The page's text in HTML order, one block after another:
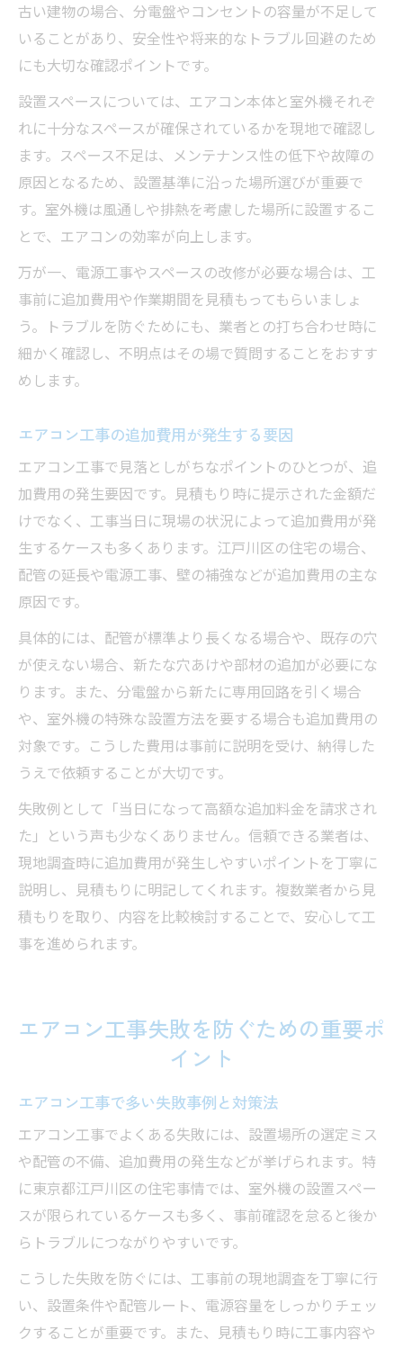
古い建物の場合、分電盤やコンセントの容量が不足して
いることがあり、安全性や将来的なトラブル回避のため
にも大切な確認ポイントです。
設置スペースについては、エアコン本体と室外機それぞ
れに十分なスペースが確保されているかを現地で確認し
ます。スペース不足は、メンテナンス性の低下や故障の
原因となるため、設置基準に沿った場所選びが重要で
す。室外機は風通しや排熱を考慮した場所に設置するこ
とで、エアコンの効率が向上します。
万が一、電源工事やスペースの改修が必要な場合は、工
事前に追加費用や作業期間を見積もってもらいましょ
う。トラブルを防ぐためにも、業者との打ち合わせ時に
細かく確認し、不明点はその場で質問することをおすす
めします。
エアコン工事の追加費用が発生する要因
エアコン工事で見落としがちなポイントのひとつが、追
加費用の発生要因です。見積もり時に提示された金額だ
けでなく、工事当日に現場の状況によって追加費用が発
生するケースも多くあります。江戸川区の住宅の場合、
配管の延長や電源工事、壁の補強などが追加費用の主な
原因です。
具体的には、配管が標準より長くなる場合や、既存の穴
が使えない場合、新たな穴あけや部材の追加が必要にな
ります。また、分電盤から新たに専用回路を引く場合
や、室外機の特殊な設置方法を要する場合も追加費用の
対象です。こうした費用は事前に説明を受け、納得した
うえで依頼することが大切です。
失敗例として「当日になって高額な追加料金を請求され
た」という声も少なくありません。信頼できる業者は、
現地調査時に追加費用が発生しやすいポイントを丁寧に
説明し、見積もりに明記してくれます。複数業者から見
積もりを取り、内容を比較検討することで、安心して工
事を進められます。
エアコン工事失敗を防ぐための重要ポ
イント
エアコン工事で多い失敗事例と対策法
エアコン工事でよくある失敗には、設置場所の選定ミス
や配管の不備、追加費用の発生などが挙げられます。特
に東京都江戸川区の住宅事情では、室外機の設置スペー
スが限られているケースも多く、事前確認を怠ると後か
らトラブルにつながりやすいです。
こうした失敗を防ぐには、工事前の現地調査を丁寧に行
い、設置条件や配管ルート、電源容量をしっかりチェッ
クすることが重要です。また、見積もり時に工事内容や